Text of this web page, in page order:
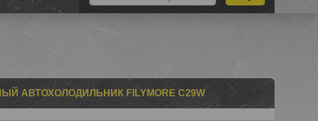
АВТОХОЛОДИЛЬНИК FILYMORE С29W